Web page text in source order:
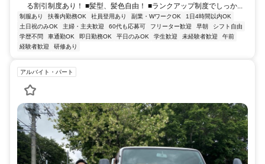
る割引制度あり！ ■髪型、髪色自由！ ■ランクアップ制度でしっか...
制服あり 扶養内勤務OK 社員登用あり 副業・WワークOK
1日4時間以内OK
土日祝のみOK
主婦・主夫歓迎 60代も応募可 フリーター歓迎 早朝
シフト自由
学歴不問
車通勤OK 即日勤務OK 平日のみOK 学生歓迎 未経験者歓迎
午前
経験者歓迎
研修あり
アルバイト・パート